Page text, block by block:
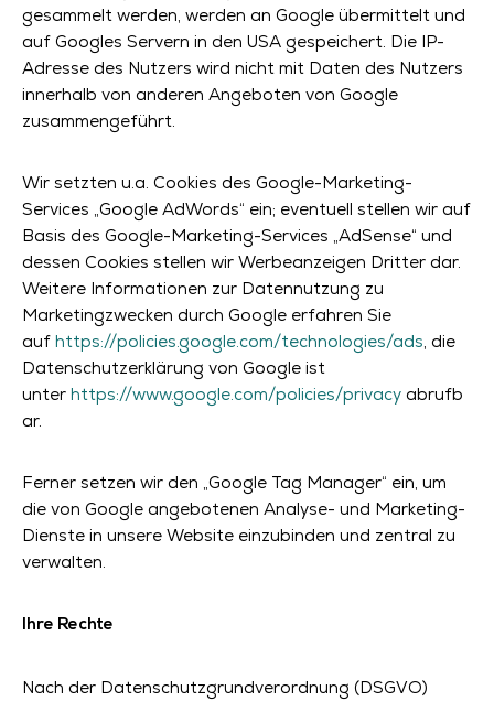
gesammelt werden, werden an Google übermittelt und
auf Googles Servern in den USA gespeichert. Die IP-
Adresse des Nutzers wird nicht mit Daten des Nutzers
innerhalb von anderen Angeboten von Google
zusammengeführt.
Wir setzten u.a. Cookies des Google-Marketing-
Services „Google AdWords“ ein; eventuell stellen wir auf
Basis des Google-Marketing-Services „AdSense“ und
dessen Cookies stellen wir Werbeanzeigen Dritter dar.
Weitere Informationen zur Datennutzung zu
Marketingzwecken durch Google erfahren Sie
auf https://policies.google.com/technologies/ads, die
Datenschutzerklärung von Google ist
unter https://www.google.com/policies/privacy abrufb
ar.
Ferner setzen wir den „Google Tag Manager“ ein, um
die von Google angebotenen Analyse- und Marketing-
Dienste in unsere Website einzubinden und zentral zu
verwalten.
Ihre Rechte
Nach der Datenschutzgrundverordnung (DSGVO)